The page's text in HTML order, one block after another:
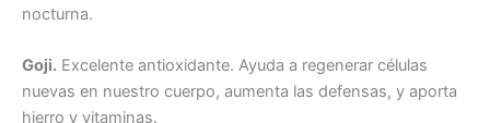
nocturna.
Goji. Excelente antioxidante. Ayuda a regenerar células
nuevas en nuestro cuerpo, aumenta las defensas, y aporta
hierro y vitaminas.